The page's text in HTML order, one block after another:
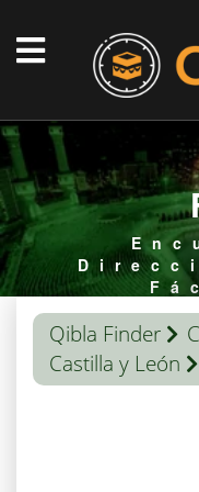
Qibla Finder
Castilla y León